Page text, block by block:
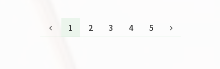
1 2 3 4 5